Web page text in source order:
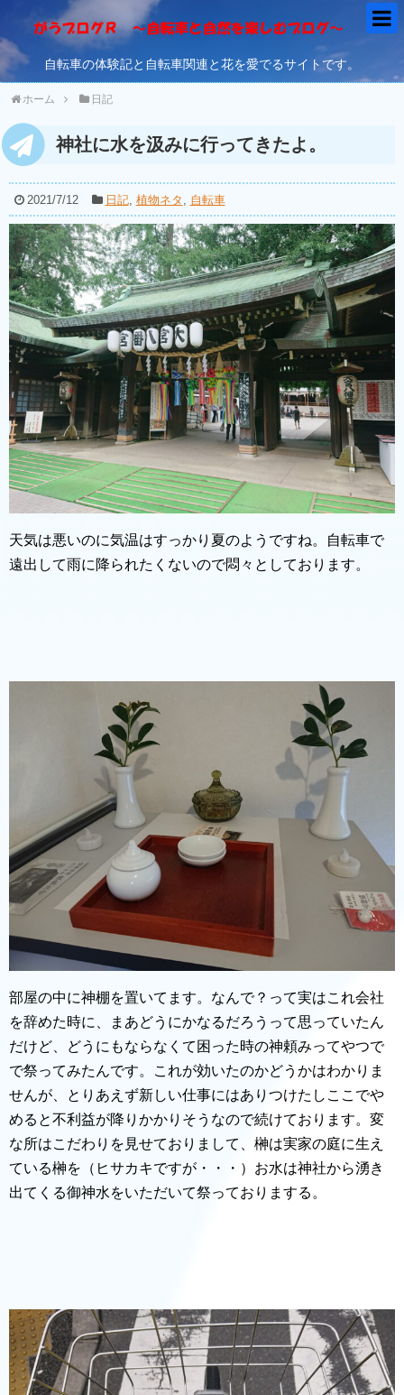
自転車の体験記と自転車関連と花を愛でるサイトです。
ホーム 日記
神社に水を汲みに行ってきたよ。
2021/7/12 日記, 植物ネタ , 自転車
天気は悪いのに気温はすっかり夏のようですね。自転車で
遠出して雨に降られたくないので悶々としております。
部屋の中に神棚を置いてます。なんで？って実はこれ会社
を辞めた時に、まあどうにかなるだろうって思っていたん
だけど、どうにもならなくて困った時の神頼みってやつで
で祭ってみたんです。これが効いたのかどうかはわかりま
せんが、とりあえず新しい仕事にはありつけたしここでや
めると不利益が降りかかりそうなので続けております。変
な所はこだわりを見せておりまして、榊は実家の庭に生え
ている榊を（ヒサカキですが・・・）お水は神社から湧き
出てくる御神水をいただいて祭っておりまする。